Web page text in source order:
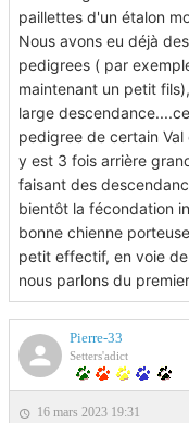
paillettes d'un étalon
Nous avons eu déjà
pedigrees ( par
maintenant un petit
large
pedigree de certain Val
y est 3 fois arrière
faisant des
bientôt la fécondation
bonne chienne
petit effectif, en voie
nous parlons du
Pierre-33
Setters'adict
16 mars 2023 19:31